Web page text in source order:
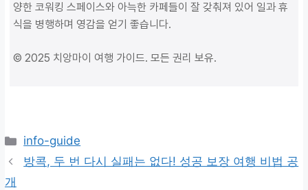
양한 코워킹 스페이스와 아늑한 카페들이 잘 갖춰져 있어 일과 휴
식을 병행하며 영감을 얻기 좋습니다.
© 2025 치앙마이 여행 가이드. 모든 권리 보유.
카
테
info-guide
방콕, 두 번 다시 실패는 없다! 성공 보장 여행 비법 공
개